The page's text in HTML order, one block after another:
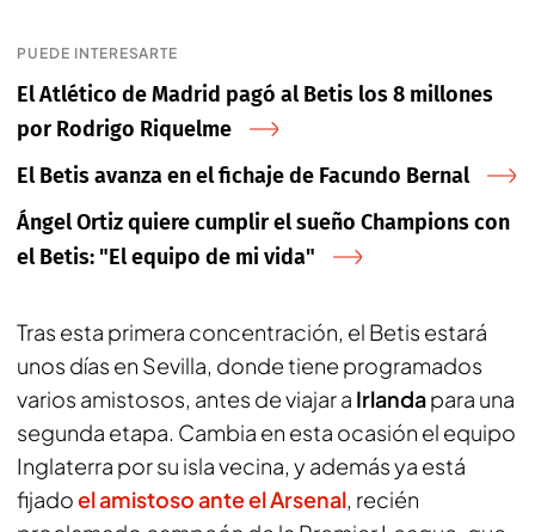
PUEDE INTERESARTE
El Atlético de Madrid pagó al Betis los 8 millones
por Rodrigo Riquelme
El Betis avanza en el fichaje de Facundo Bernal
Ángel Ortiz quiere cumplir el sueño Champions con
el Betis: "El equipo de mi vida"
Tras esta primera concentración, el Betis estará
unos días en Sevilla, donde tiene programados
varios amistosos, antes de viajar a Irlandapara una
segunda etapa. Cambia en esta ocasión el equipo
Inglaterra por su isla vecina, y además ya está
fijadoel amistoso ante el Arsenal, recién